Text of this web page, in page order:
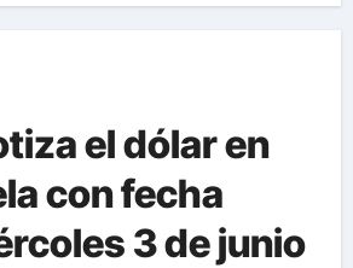
el dólar en
con fecha
3 de junio